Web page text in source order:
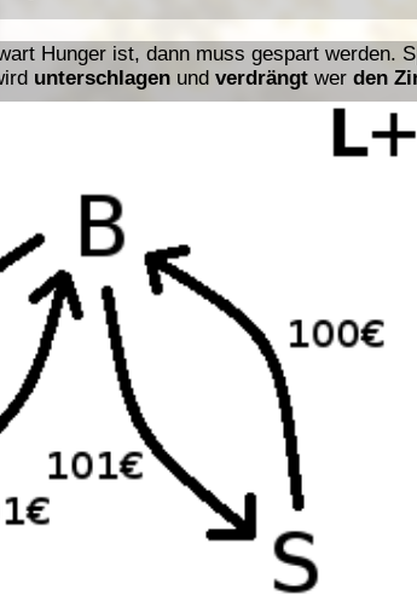
Hunger ist, dann muss gespart werden.
unterschlagen undverdrängt werden